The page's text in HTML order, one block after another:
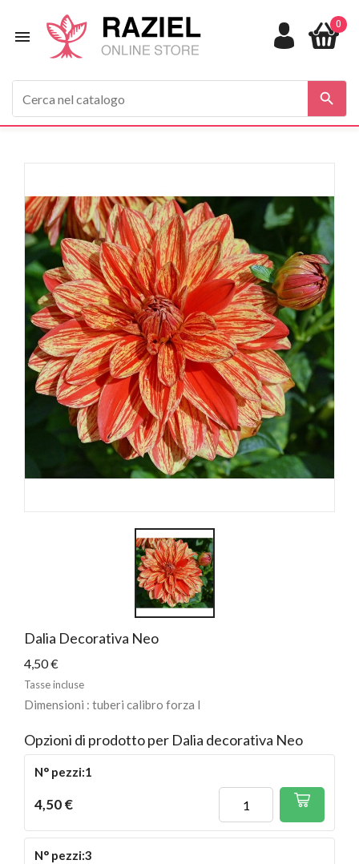

0

Dalia Decorativa Neo
4,50 €
Tasse incluse
Dimensioni : tuberi calibro forza I
Opzioni di prodotto per Dalia decorativa Neo
N° pezzi:1
4,50 €
N° pezzi:3